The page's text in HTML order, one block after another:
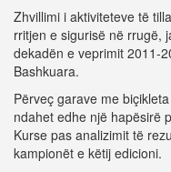
Zhvillimi i aktiviteteve të
rritjen e sigurisë në rrugë,
dekadën e veprimit 2011-
Bashkuara.
Përveç garave me
ndahet edhe një hapësirë
Kurse pas analizimit të
kampionët e këtij edicioni.